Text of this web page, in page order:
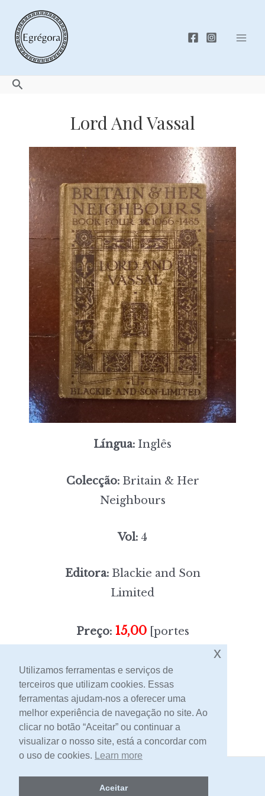
content
Search
Lord And Vassal
Língua: Inglês
Colecção:Britain & Her
Neighbours
Vol: 4
Editora:Blackie and Son
Limited
Preço: 15,00[portes
Contacto
2026 -Livraria Egrégora
Utilizamos ferramentas e serviços de
terceiros que utilizam cookies. Essas
ferramentas ajudam-nos a oferecer uma
melhor experiência de navegação no site. Ao
clicar no botão “Aceitar” ou continuar a
visualizar o nosso site, está a concordar com
o uso de cookies. Learn more
Aceitar
x